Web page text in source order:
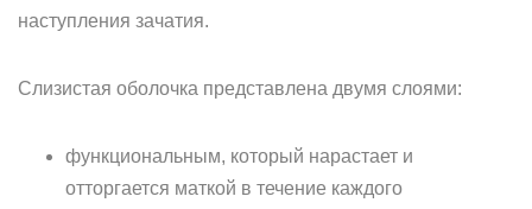
наступления зачатия.
Слизистая оболочка представлена двумя слоями:
функциональным, который нарастает и
отторгается маткой в течение каждого